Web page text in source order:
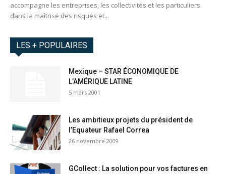
accompagne les entreprises, les collectivités et les particuliers
dans la maîtrise des risques et...
LES + POPULAIRES
Mexique – STAR ÉCONOMIQUE DE
L’AMÉRIQUE LATINE
5 mars 2001
Les ambitieux projets du président de
l’Equateur Rafael Correa
26 novembre 2009
GCollect : La solution pour vos factures en